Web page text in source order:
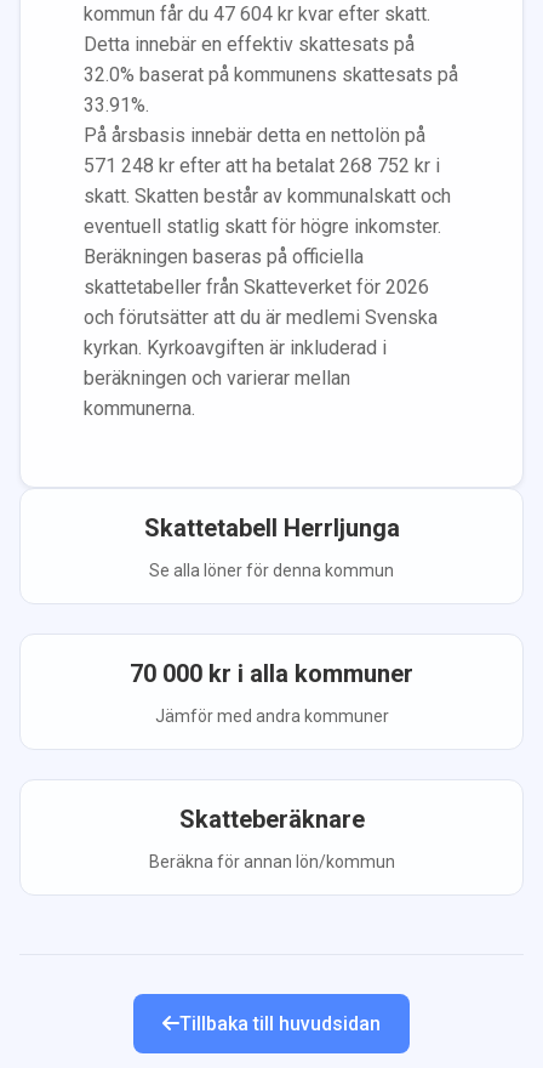
kommun får du 47 604 kr kvar efter skatt.
Detta innebär en effektiv skattesats på
32.0% baserat på kommunens skattesats på
33.91%.
På årsbasis innebär detta en nettolön på
571 248 kr efter att ha betalat 268 752 kr i
skatt. Skatten består av kommunalskatt och
eventuell statlig skatt för högre inkomster.
Beräkningen baseras på officiella
skattetabeller från Skatteverket för 2026
och förutsätter att du är medlemi Svenska
kyrkan. Kyrkoavgiften är inkluderad i
beräkningen och varierar mellan
kommunerna.
Skattetabell Herrljunga
Se alla löner för denna kommun
70 000 kr i alla kommuner
Jämför med andra kommuner
Skatteberäknare
Beräkna för annan lön/kommun
Tillbaka till huvudsidan